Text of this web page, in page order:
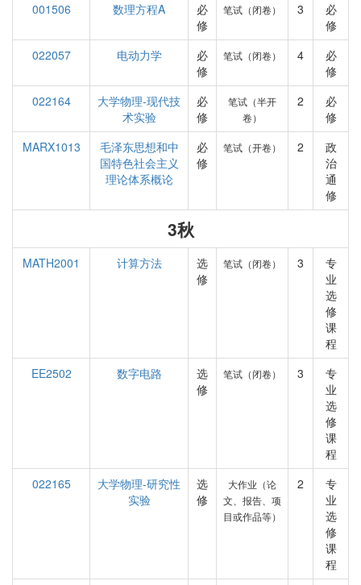
001506
数理方程A
必
修
笔试（闭卷） 3
必
修
022057
电动力学
必
修
笔试（闭卷） 4
必
修
022164
大学物理-现代技
术实验
必
修
笔试（半开
卷）
2
必
修
MARX1013
毛泽东思想和中
国特色社会主义
理论体系概论
必
修
笔试（开卷） 2
政
治
通
修
3秋
MATH2001 计算方法
选
修
笔试（闭卷） 3
专
业
选
修
课
程
EE2502
数字电路
选
修
笔试（闭卷） 3
专
业
选
修
课
程
022165
大学物理-研究性
实验
选
修
大作业（论
文、报告、项
目或作品等）
2
专
业
选
修
课
程